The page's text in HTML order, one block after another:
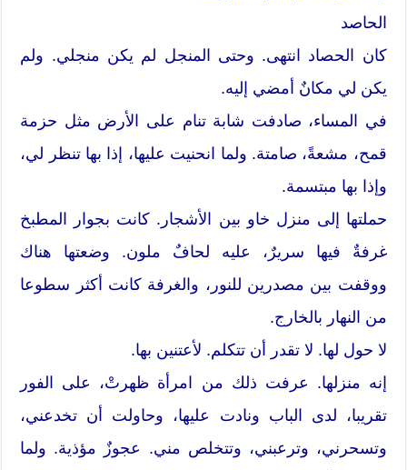
الحاصد
كان الحصاد انتهى. وحتى المنجل لم يكن منجلي. ولم
يكن لي مكانٌ أمضي إليه.
في المساء، صادفت شابة تنام على الأرض مثل حزمة
قمح، مشعةً، صامتة. ولما انحنيت عليها، إذا بها تنظر لي،
وإذا بها مبتسمة.
حملتها إلى منزل خاو بين الأشجار. كانت بجوار المطبخ
غرفةٌ فيها سريرٌ، عليه لحافٌ ملون. وضعتها هناك
ووقفت بين مصدرين للنور، والغرفة كانت أكثر سطوعا
من النهار بالخارج.
لا حول لها. لا تقدر أن تتكلم. لأعتنين بها.
إنه منزلها. عرفت ذلك من امرأة ظهرتْ، على الفور
تقريبا، لدى الباب ونادت عليها، وحاولت أن تخدعني،
وتسحرني، وترعبني، وتتخلص مني. عجوزٌ مؤذية. ولما